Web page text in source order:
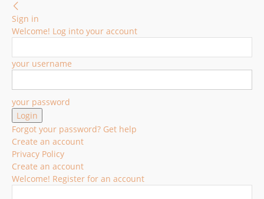
Sign in
Welcome! Log into your account
your username
your password
Forgot your password? Get help
Create an account
Privacy Policy
Create an account
Welcome! Register for an account